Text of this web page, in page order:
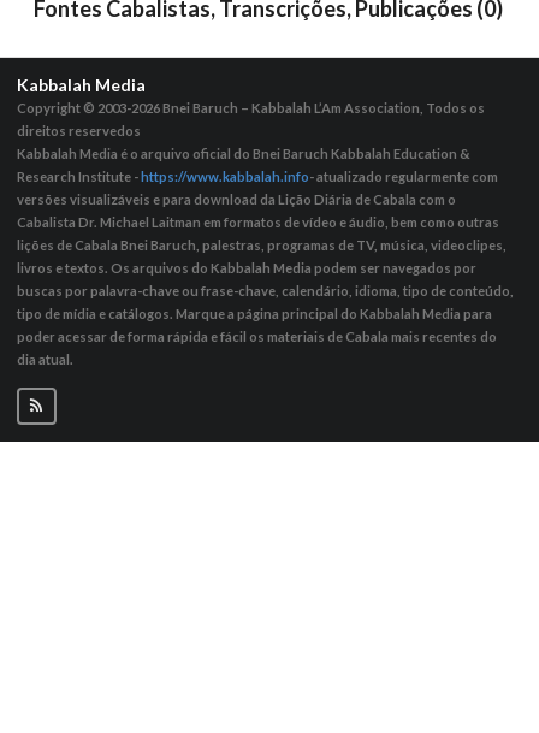
Fontes Cabalistas, Transcrições, Publicações (0)
Kabbalah Media
Copyright © 2003-2026Bnei Baruch – Kabbalah L’Am Association, Todos os
direitos reservedos
Kabbalah Media é o arquivo oficial do Bnei Baruch Kabbalah Education &
Research Institute -https://www.kabbalah.info- atualizado regularmente com
versões visualizáveis ​​e para download da Lição Diária de Cabala com o
Cabalista Dr. Michael Laitman em formatos de vídeo e áudio, bem como outras
lições de Cabala Bnei Baruch, palestras, programas de TV, música, videoclipes,
livros e textos. Os arquivos do Kabbalah Media podem ser navegados por
buscas por palavra-chave ou frase-chave, calendário, idioma, tipo de conteúdo,
tipo de mídia e catálogos. Marque a página principal do Kabbalah Media para
poder acessar de forma rápida e fácil os materiais de Cabala mais recentes do
dia atual.